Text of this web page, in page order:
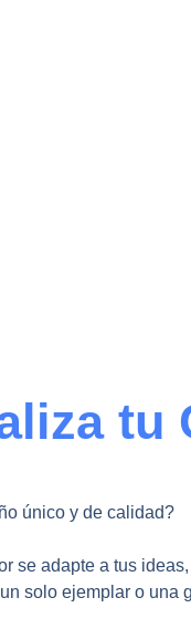
tu
único y de calidad?
se adapte a tus
solo ejemplar o una